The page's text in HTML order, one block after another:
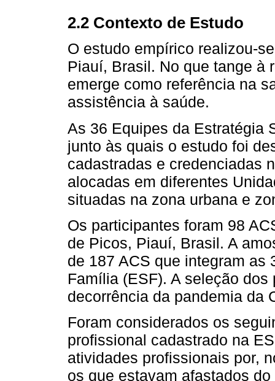
2.2 Contexto de Estudo
O estudo empírico realizou-
Piauí, Brasil. No que tange à
emerge como referência na
assistência à saúde.
As 36 Equipes da Estratégia
junto às quais o estudo foi
cadastradas e credenciadas
alocadas em diferentes
situadas na zona urbana e
Os participantes foram 98
de Picos, Piauí, Brasil. A
de 187 ACS que integram as
Família (ESF). A seleção
decorrência da pandemia da
Foram considerados os
profissional cadastrado na
atividades profissionais por,
os que estavam afastados